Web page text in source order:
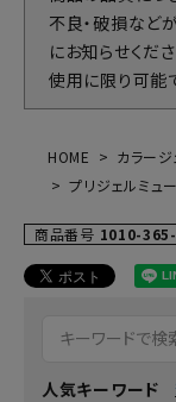
不良・破損など
にお知らせくだ
使用に限り可能
HOME カラー
プリジェルミュ
商品番号 1010-
人気キーワード